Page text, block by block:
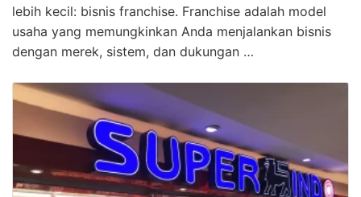
lebih kecil: bisnis franchise. Franchise adalah model
usaha yang memungkinkan Anda menjalankan bisnis
dengan merek, sistem, dan dukungan …